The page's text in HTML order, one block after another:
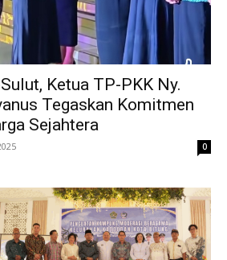
Ketua TP-PKK Ny.
Tegaskan Komitmen
Sejahtera
0